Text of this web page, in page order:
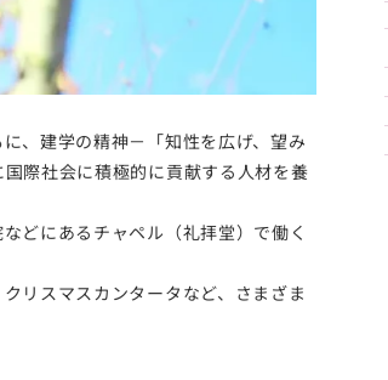
、建学の精神－「知性を広げ、望み
際社会に積極的に貢献する人材を養
どにあるチャペル（礼拝堂）で働く
リスマスカンタータなど、さまざま